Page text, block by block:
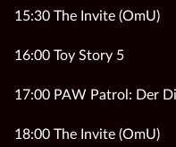
15:30 The Invite (OmU)
16:00 Toy Story 5
17:00 PAW Patrol: Der
18:00 The Invite (OmU)